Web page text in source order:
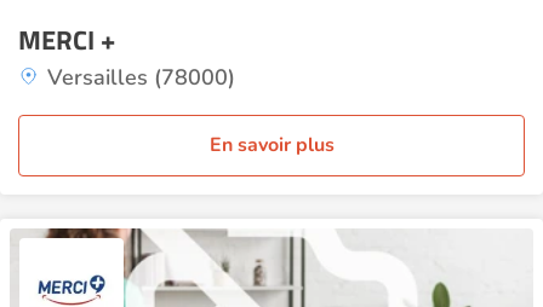
MERCI +
Versailles (78000)
En savoir plus